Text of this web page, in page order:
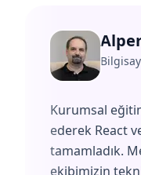
Kurumsal
ederek React
tamamladık.
ekibimizin